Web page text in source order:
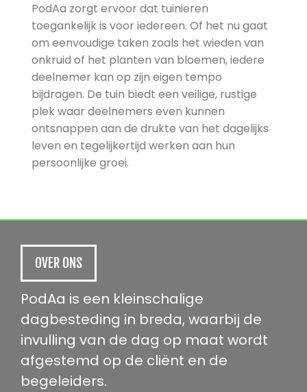
PodAa zorgt ervoor dat tuinieren
toegankelijk is voor iedereen. Of het nu gaat
om eenvoudige taken zoals het wieden van
onkruid of het planten van bloemen, iedere
deelnemer kan op zijn eigen tempo
bijdragen. De tuin biedt een veilige, rustige
plek waar deelnemers even kunnen
ontsnappen aan de drukte van het dagelijks
leven en tegelijkertijd werken aan hun
persoonlijke groei.
OVER ONS
PodAa is een kleinschalige
dagbesteding in breda, waarbij de
invulling van de dag op maat wordt
afgestemd op de cliënt en de
begeleiders.